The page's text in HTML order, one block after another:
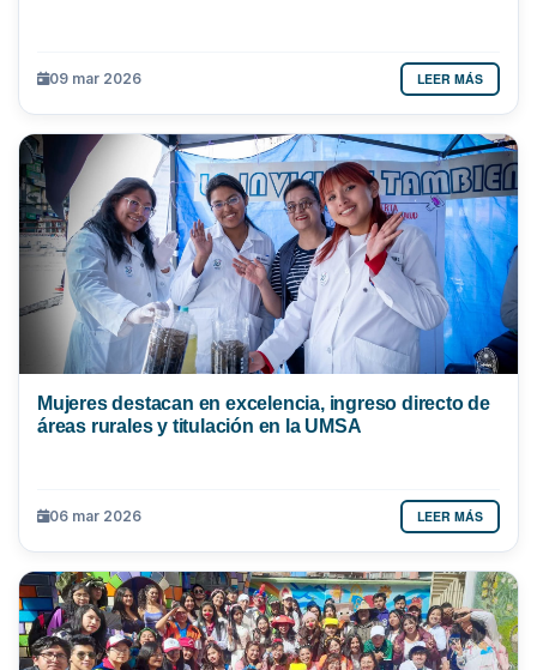
09 mar 2026 LEER MÁS
Mujeres destacan en excelencia, ingreso directo de
áreas rurales y titulación en la UMSA
06 mar 2026 LEER MÁS